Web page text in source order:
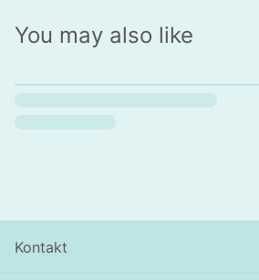
You may also like
Kontakt